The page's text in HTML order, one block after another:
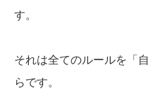
す。
それは全てのルールを「
らです。